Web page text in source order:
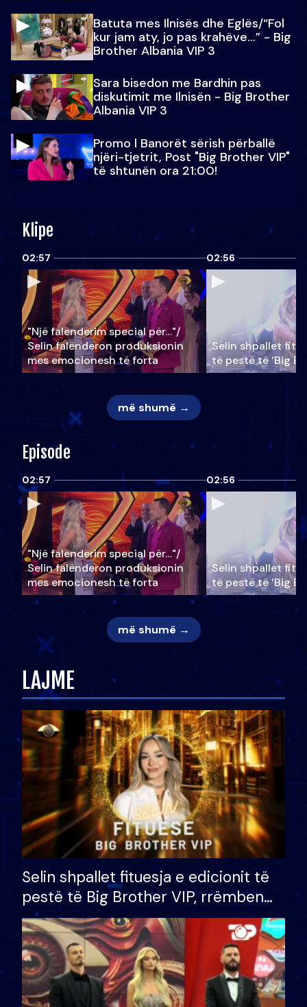
Batuta mes Ilnisës dhe Eglës/“Fol
kur jam aty, jo pas krahëve…” - Big
Brother Albania VIP 3
Sara bisedon me Bardhin pas
diskutimit me Ilnisën - Big Brother
Albania VIP 3
Promo l Banorët sërish përballë
njëri-tjetrit, Post "Big Brother VIP"
të shtunën ora 21:00!
Klipe
02:57
"Një falenderim special për…"/
Selin falënderon produksionin
mes emocionesh të forta
02:56
Selin shpallet
të pestë të ‘Big
më shumë →
Episode
02:57
"Një falenderim special për…"/
Selin falënderon produksionin
mes emocionesh të forta
02:56
Selin shpallet
të pestë të ‘Big
më shumë →
LAJME
Selin shpallet fituesja e edicionit të
pestë të Big Brother VIP, rrëmben
çmimin e madh prej 100 mijë eurosh